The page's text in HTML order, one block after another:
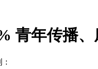
青年传播